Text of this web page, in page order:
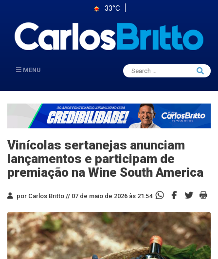
33°C
MENU
Search
for:
Search
Vinícolas sertanejas anunciam
lançamentos e participam de
premiação na Wine South America
por Carlos Britto // 07 de maio de 2026 às 21:54